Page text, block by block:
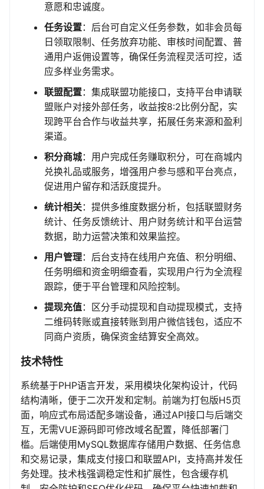
意愿和忠诚度。
任务设置：后台可自定义任务参数，如非会员每
日领取限制、任务放弃功能、审核时间配置、普
通用户返佣设置等，确保任务流程灵活可控，适
应多样业务需求。
联盟配置：集成联盟功能接口，支持平台申请联
盟账户对接外部任务，收益按8:2比例分配，实
现跨平台合作与收益共享，拓展任务来源和盈利
渠道。
积分商城：用户完成任务赚取积分，可在商城内
兑换礼品或服务，增强用户参与感和平台亮点，
促进用户留存和活跃度提升。
统计相关：提供多维度数据分析，包括联盟财务
统计、任务反馈统计、用户财务统计和平台运营
数据，助力运营决策和效果监控。
用户管理：后台支持在线用户充值、积分明细、
任务明细和资金明细查看，实现用户行为全流程
跟踪，便于平台管理和风险控制。
提现充值：区分手动提现和自动提现模式，支持
二维码转账或直接转账到用户微信钱包，适应不
同商户资质，确保资金结算安全高效。
技术特性
系统基于PHP语言开发，采用模块化架构设计，代码
结构清晰，便于二次开发和定制。前端为打包版H5页
面，响应式布局适配多端设备，通过API接口与后端交
互，无需VUE源码即可修改域名配置，降低部署门
槛。后端使用MySQL数据库存储用户数据、任务信息
和交易记录，集成支付接口和联盟API，支持高并发任
务处理。技术栈强调稳定性和扩展性，包含缓存机